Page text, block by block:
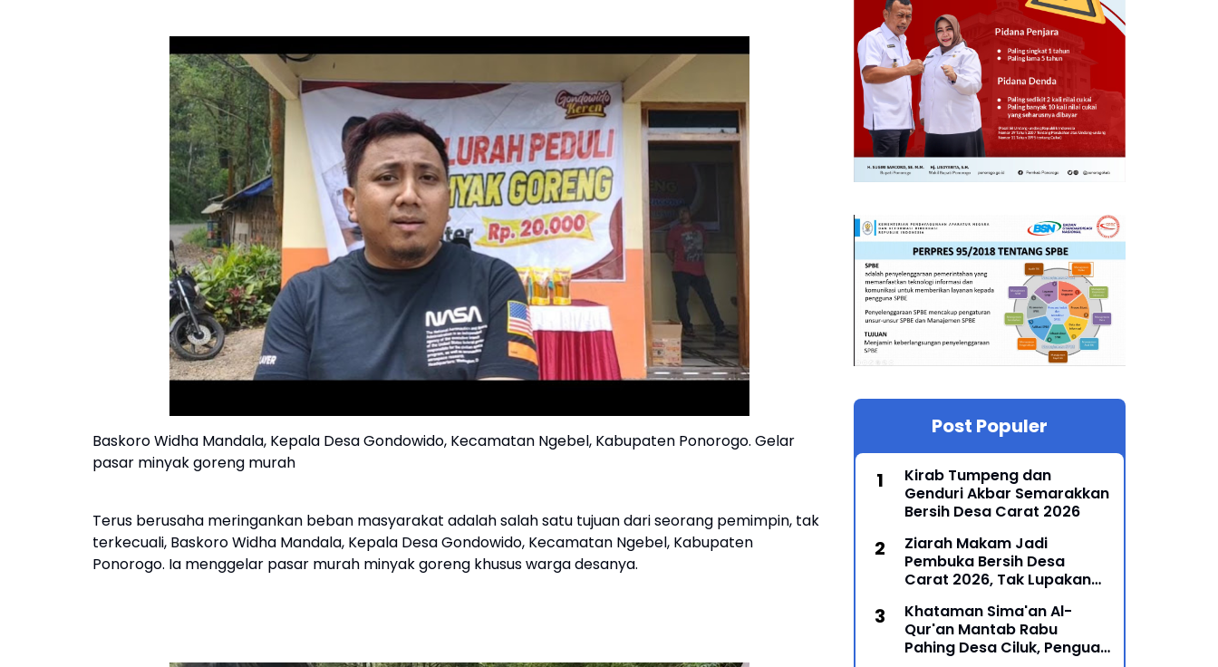
Baskoro Widha Mandala, Kepala Desa Gondowido, Kecamatan Ngebel, Kabupaten Ponorogo. Gelar
pasar minyak goreng murah
Terus berusaha meringankan beban masyarakat adalah salah satu tujuan dari seorang pemimpin, tak
terkecuali, Baskoro Widha Mandala, Kepala Desa Gondowido, Kecamatan Ngebel, Kabupaten
Ponorogo. Ia menggelar pasar murah minyak goreng khusus warga desanya.
Post Populer
Kirab Tumpeng dan
Genduri Akbar Semarakkan
Bersih Desa Carat 2026
Ziarah Makam Jadi
Pembuka Bersih Desa
Carat 2026, Tak Lupakan
Khataman Sima'an Al-
Qur'an Mantab Rabu
Pahing Desa Ciluk, Penguat